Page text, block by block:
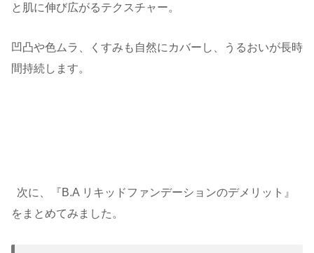
と肌に伸び広がるテクスチャー。
凹凸や色ムラ、くすみも自然にカバーし、うるおいが長時
間持続します。
次に、『B.A リキッドファンデーションのデメリット』
をまとめてみました。